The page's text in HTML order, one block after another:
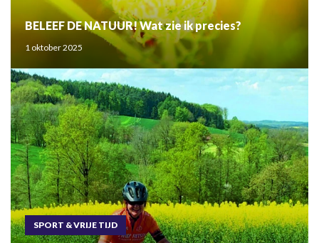
BELEEF DE NATUUR! Wat zie ik precies?
1 oktober 2025
SPORT & VRIJE TIJD